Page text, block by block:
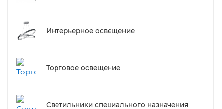
Интерьерное освещение
Торговое освещение
Светильники специального назначения